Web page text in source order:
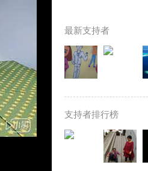
最新支持者
支持者排行榜